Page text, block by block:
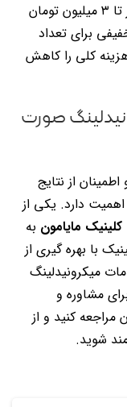
میکرونیدلینگ صورت در تهران بین ۵۰۰ هزار تا ۳ میلیون تومان
برای تعداد
کلی را کاهش
صورت
از نتایج
دارد. یکی از
کلینیک مایامون به
با بهره گیری از
میکرونیدلینگ
مشاوره و
مراجعه کنید و از
شوید.